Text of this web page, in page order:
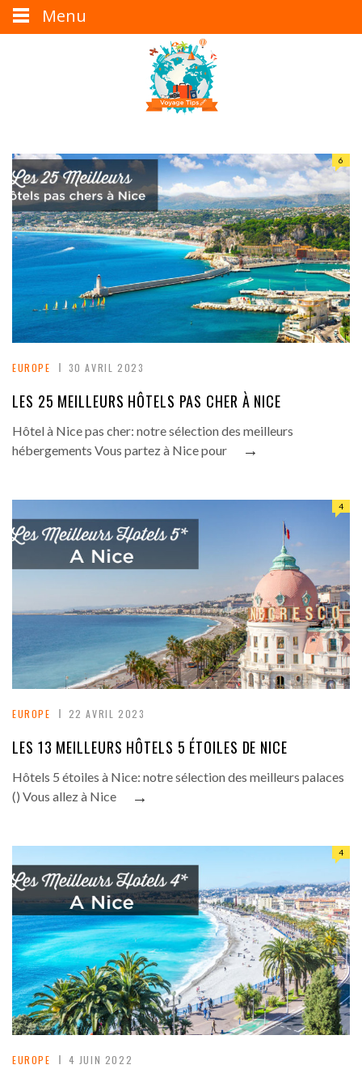
EUROPE 30 AVRIL 2023
6
LES 25 MEILLEURS HÔTELS PAS CHER À NICE
Hôtel à Nice pas cher: notre sélection des meilleurs
hébergements Vous partez à Nice pour
→
EUROPE 22 AVRIL 2023
4
LES 13 MEILLEURS HÔTELS 5 ÉTOILES DE NICE
Hôtels 5 étoiles à Nice: notre sélection des meilleurs palaces
() Vous allez à Nice
→
EUROPE 4 JUIN 2022
4
Menu